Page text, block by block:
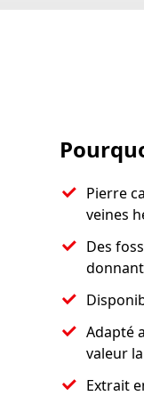
Pierre
veines
Des
Adapté
valeur
Extrait